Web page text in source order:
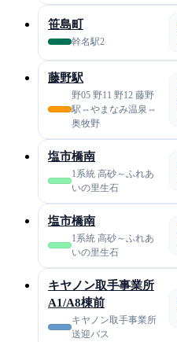
笹島町
幹名駅2
藤野駅
野05 野11 野12 藤野
駅⇔やまなみ温泉⇔
奥牧野
塩市橋南
1系統 高砂～ふれあ
いの里生石
塩市橋南
1系統 高砂～ふれあ
いの里生石
キヤノン取手事業所
A1/A8棟前
キヤノン取手事業所
送迎バス